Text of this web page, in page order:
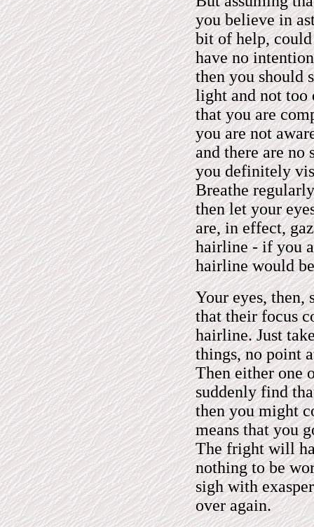
you believe in
bit of help, could
have no
then you should
light and not too
that you are
you are not
and there are no
you definitely
Breathe
then let your
are, in effect,
hairline - if you
hairline would
Your eyes, then,
that their focus
hairline. Just
things, no point
Then either one
suddenly find
then you might
means that you
The fright will
nothing to be
sigh with
over again.